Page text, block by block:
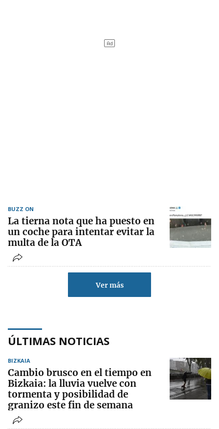
BUZZ ON
La tierna nota que ha puesto en
un coche para intentar evitar la
multa de la OTA
Ver más
ÚLTIMAS NOTICIAS
BIZKAIA
Cambio brusco en el tiempo en
Bizkaia: la lluvia vuelve con
tormenta y posibilidad de
granizo este fin de semana